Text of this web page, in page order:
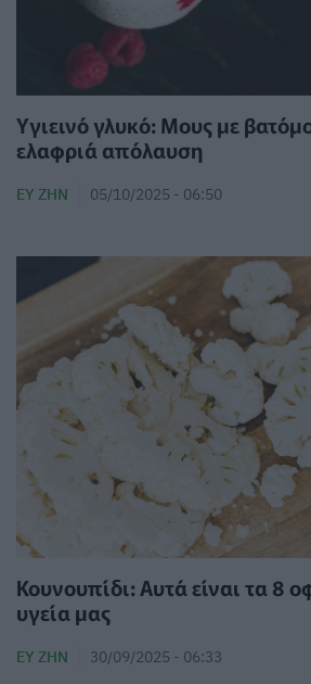
Υγιεινό γλυκό: Μους με
ελαφριά απόλαυση
ΕΥ ΖΗΝ 05/10/2025 - 06:50
Κουνουπίδι: Αυτά είναι τα 8
υγεία μας
ΕΥ ΖΗΝ 30/09/2025 - 06:33